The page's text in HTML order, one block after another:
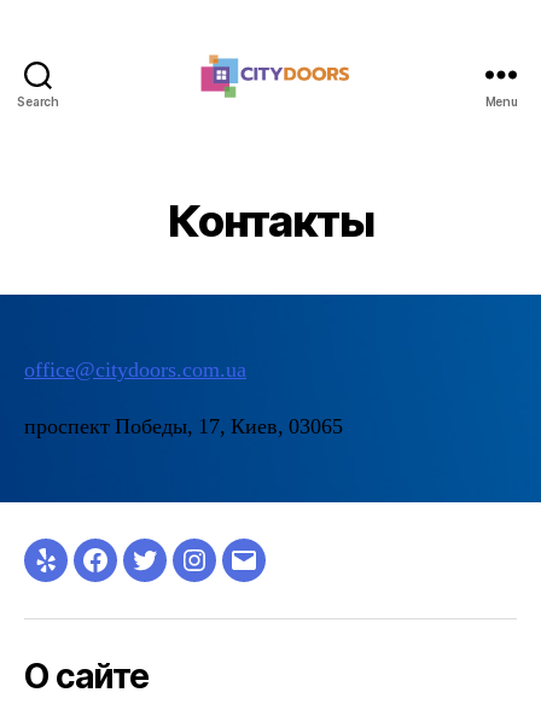
Search Menu
Контакты
office@citydoors.com.ua
проспект Победы, 17, Киев, 03065
Yelp Facebook
TwitterInstagram
Email
О сайте